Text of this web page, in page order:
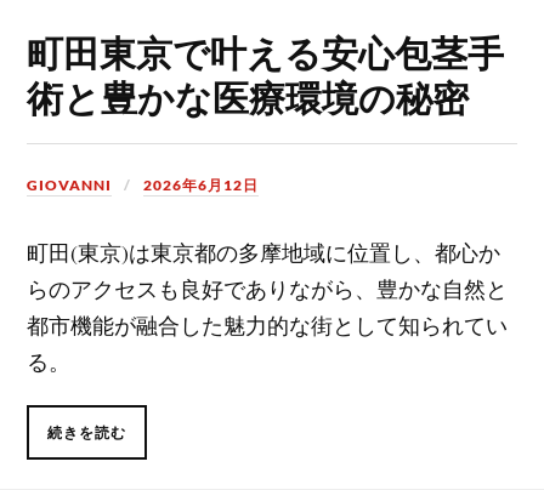
町田東京で叶える安心包茎手
術と豊かな医療環境の秘密
GIOVANNI 2026年6月12日
町田(東京)は東京都の多摩地域に位置し、都心か
らのアクセスも良好でありながら、豊かな自然と
都市機能が融合した魅力的な街として知られてい
る。
続きを読む